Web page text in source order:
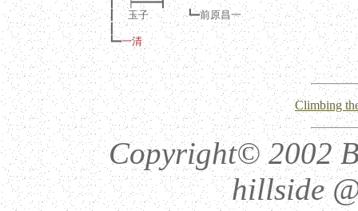
                ┃  玉子      ┗━前原昌一
                ┃
                ┗━
一清
Climbing
Copyright© 2002
hillside